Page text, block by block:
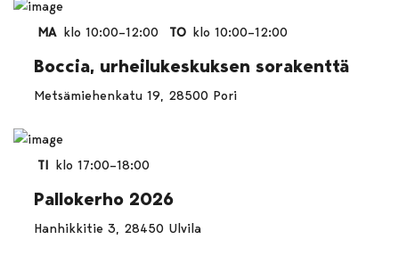
MA klo 10:00–12:00 TO klo 10:00–12:00
Boccia, urheilukeskuksen sorakenttä
Metsämiehenkatu 19, 28500 Pori
TI klo 17:00–18:00
Pallokerho 2026
Hanhikkitie 3, 28450 Ulvila